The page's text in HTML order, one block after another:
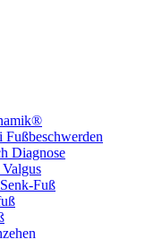
Diagnose
Fuß